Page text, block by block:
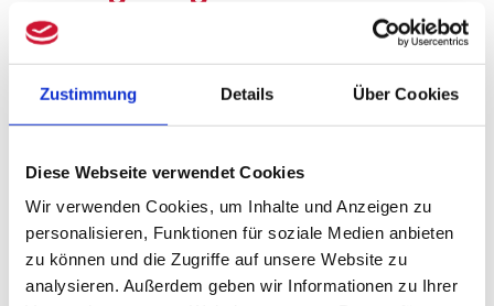
Zustimmung Details Über Cookies
Diese Webseite verwendet Cookies
Wir verwenden Cookies, um Inhalte und Anzeigen zu
personalisieren, Funktionen für soziale Medien anbieten
zu können und die Zugriffe auf unsere Website zu
analysieren. Außerdem geben wir Informationen zu Ihrer
und Fortführung
Darüber hinaus bleibt die Rechtstechnik
der An- und Abwachsungen bei
Gesellschafterein- und -austritten
erhalten. Aufgrund des Konzeptwechsels
führen aber eine Kündigung
beziehungsweise der Tod von